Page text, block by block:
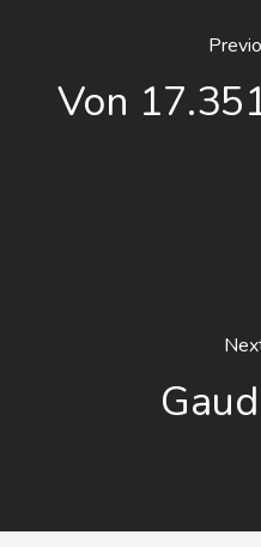
Von